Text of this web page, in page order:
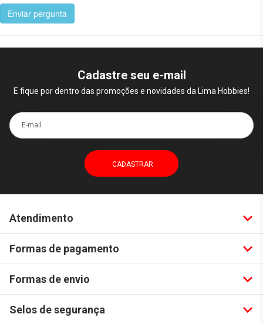
Enviar pergunta
Cadastre seu e-mail
E fique por dentro das promoções e novidades da Lima Hobbies!
E-mail
Atendimento
Formas de pagamento
Formas de envio
Selos de segurança